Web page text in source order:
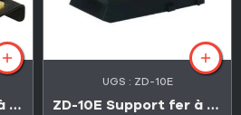
ZD-10A Support fer à souder
UGS : ZD-10E
ZD-10E Support fer à souder